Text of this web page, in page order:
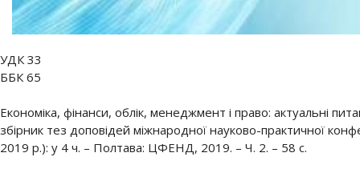
УДК 33
ББК 65
Економіка, фінанси, облік, менеджмент і право: актуальні
збірник тез доповідей міжнародної науково-практичної
2019 р.): у 4 ч. – Полтава: ЦФЕНД, 2019. – Ч. 2. – 58 с.